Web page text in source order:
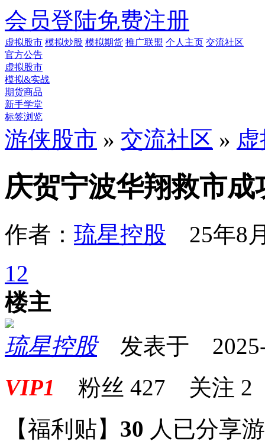
会员登陆免费注册
虚拟股市 模拟炒股 模拟期货 推广联盟 个人主页 交流社区
官方公告
虚拟股市
模拟&实战
期货商品
新手学堂
标签浏览
游侠股市 » 交流社区 »
庆贺宁波华翔救市成
作者： 琉星控股 25年8
12
楼主
琉星控股发表于 2025-
VIP1 粉丝 427 关注 2
【福利贴】 30 人已分享